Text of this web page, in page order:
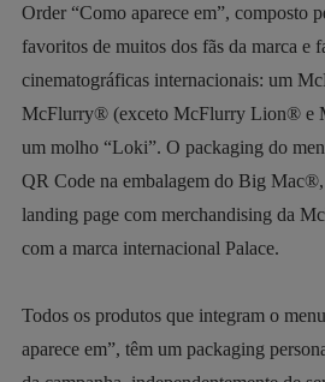
Order “Como aparece em”, composto
favoritos de muitos dos fãs da marca e
cinematográficas internacionais: um
McFlurry® (exceto McFlurry Lion® e
um molho “Loki”. O packaging do
QR Code na embalagem do Big Mac®,
landing page com merchandising da
com a marca internacional Palace.
Todos os produtos que integram o
aparece em”, têm um packaging